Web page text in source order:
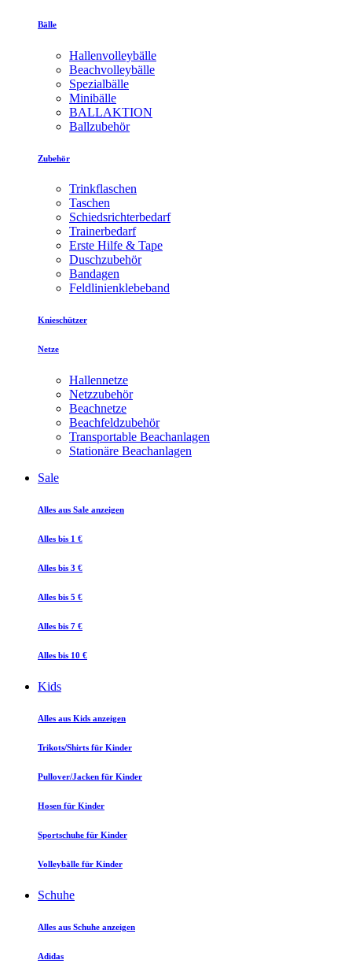
Bälle
Hallenvolleybälle
Beachvolleybälle
Spezialbälle
Minibälle
BALLAKTION
Ballzubehör
Zubehör
Trinkflaschen
Taschen
Schiedsrichterbedarf
Trainerbedarf
Erste Hilfe & Tape
Duschzubehör
Bandagen
Feldlinienklebeband
Knieschützer
Netze
Hallennetze
Netzzubehör
Beachnetze
Beachfeldzubehör
Transportable Beachanlagen
Stationäre Beachanlagen
Sale
Alles aus Sale anzeigen
Alles bis 1 €
Alles bis 3 €
Alles bis 5 €
Alles bis 7 €
Alles bis 10 €
Kids
Alles aus Kids anzeigen
Trikots/Shirts für Kinder
Pullover/Jacken für Kinder
Hosen für Kinder
Sportschuhe für Kinder
Volleybälle für Kinder
Schuhe
Alles aus Schuhe anzeigen
Adidas